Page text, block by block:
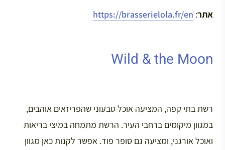
אתר:
https://brasserielola.fr/en
Wild & the Moon
רשת בתי קפה, המציעה אוכל טבעוני שהפריזאים אוהבים,
במגוון מיקומים ברחבי העיר. הרשת מתמחה במיצי בריאות
ואוכל אורגני, ומציעה גם סופר פוד. אפשר לקנות כאן מגוון